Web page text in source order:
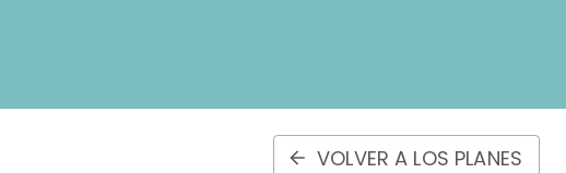
VOLVER A LOS PLANES